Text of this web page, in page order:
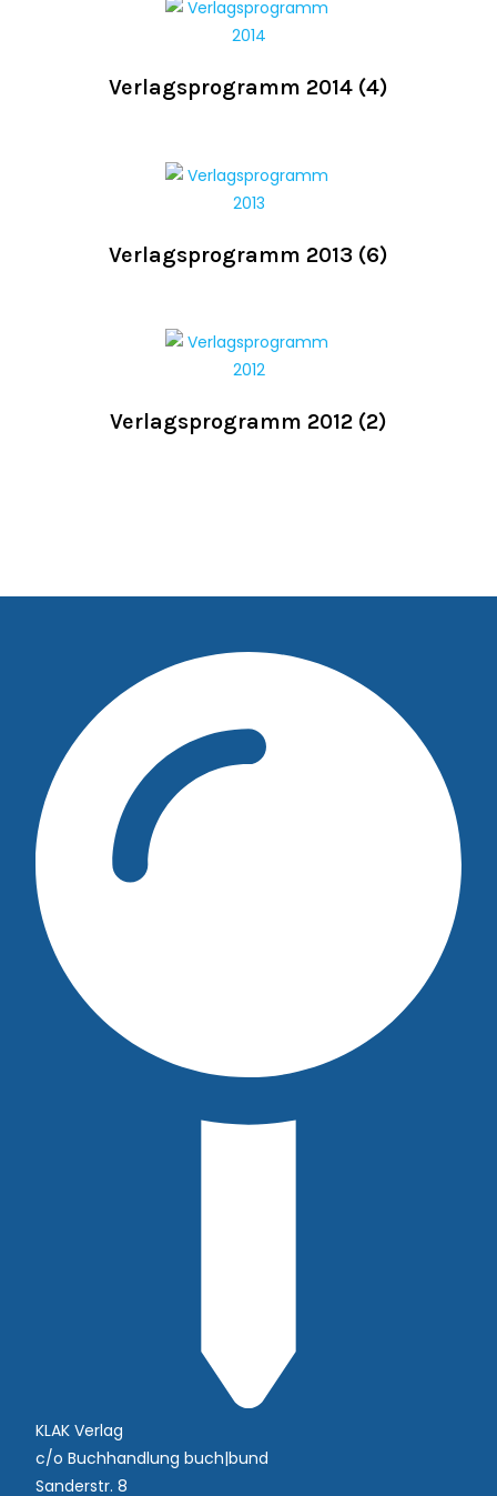
Verlagsprogramm 2014 (4)
Verlagsprogramm 2013 (6)
Verlagsprogramm 2012 (2)
KLAK Verlag
c/o Buchhandlung buch|bund
Sanderstr. 8